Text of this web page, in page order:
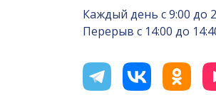
Каждый день с 9:00 до
Перерыв с 14:00 до